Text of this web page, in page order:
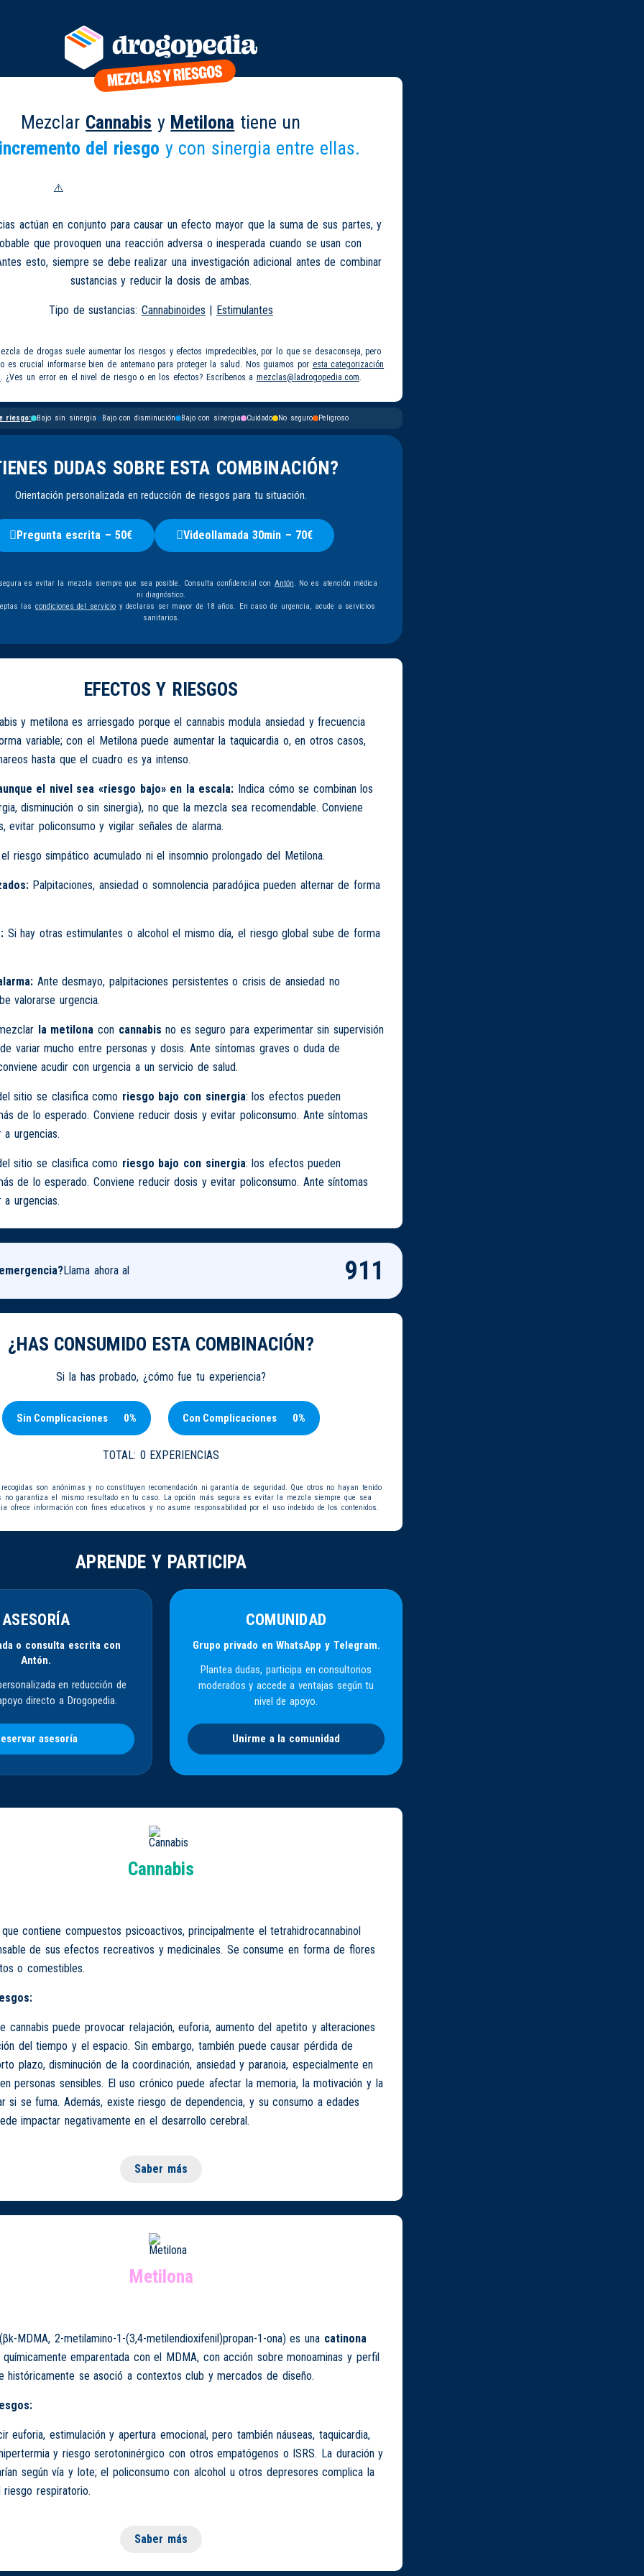
Mezclar Cannabis y Metilona tiene un
del riesgo y con sinergia entre ellas.
actúan en conjunto para causar un efecto mayor que la suma de sus partes, y
que provoquen una reacción adversa o inesperada cuando se usan con
esto, siempre se debe realizar una investigación adicional antes de combinar
sustancias y reducir la dosis de ambas.
Tipo de sustancias: Cannabinoides | Estimulantes
de drogas suele aumentar los riesgos y efectos impredecibles, por lo que se desaconseja, pero
es crucial informarse bien de antemano para proteger la salud. Nos guiamos por esta categorización
. ¿Ves un error en el nivel de riesgo o en los efectos? Escríbenos a mezclas@ladrogopedia.com.
riesgo: Bajo sin sinergia Bajo con disminución Bajo con sinergia Cuidado No seguro Peligroso
DUDAS SOBRE ESTA COMBINACIÓN?
Orientación personalizada en reducción de riesgos para tu situación.
Pregunta escrita – 50€ Videollamada 30min – 70€
es evitar la mezcla siempre que sea posible. Consulta confidencial con Antón. No es atención médica
ni diagnóstico.
las condiciones del servicio y declaras ser mayor de 18 años. En caso de urgencia, acude a servicios
sanitarios.
EFECTOS Y RIESGOS
y metilona es arriesgado porque el cannabis modula ansiedad y frecuencia
variable; con el Metilona puede aumentar la taquicardia o, en otros casos,
hasta que el cuadro es ya intenso.
el nivel sea «riesgo bajo» en la escala: Indica cómo se combinan los
disminución o sin sinergia), no que la mezcla sea recomendable. Conviene
evitar policonsumo y vigilar señales de alarma.
riesgo simpático acumulado ni el insomnio prolongado del Metilona.
Palpitaciones, ansiedad o somnolencia paradójica pueden alternar de forma
Si hay otras estimulantes o alcohol el mismo día, el riesgo global sube de forma
Ante desmayo, palpitaciones persistentes o crisis de ansiedad no
valorarse urgencia.
la metilona con cannabis no es seguro para experimentar sin supervisión
variar mucho entre personas y dosis. Ante síntomas graves o duda de
acudir con urgencia a un servicio de salud.
sitio se clasifica como riesgo bajo con sinergia: los efectos pueden
de lo esperado. Conviene reducir dosis y evitar policonsumo. Ante síntomas
a urgencias.
sitio se clasifica como riesgo bajo con sinergia: los efectos pueden
de lo esperado. Conviene reducir dosis y evitar policonsumo. Ante síntomas
a urgencias.
Llama ahora al 911
¿HAS CONSUMIDO ESTA COMBINACIÓN?
Si la has probado, ¿cómo fue tu experiencia?
Sin Complicaciones 0% Con Complicaciones 0%
TOTAL: 0 EXPERIENCIAS
son anónimas y no constituyen recomendación ni garantía de seguridad. Que otros no hayan tenido
no garantiza el mismo resultado en tu caso. La opción más segura es evitar la mezcla siempre que sea
ofrece información con fines educativos y no asume responsabilidad por el uso indebido de los contenidos.
APRENDE Y PARTICIPA
ASESORÍA
o consulta escrita con
Antón.
en reducción de
directo a Drogopedia.
asesoría
COMUNIDAD
Grupo privado en WhatsApp y Telegram.
Plantea dudas, participa en consultorios
moderados y accede a ventajas según tu
nivel de apoyo.
Unirme a la comunidad
Cannabis
que contiene compuestos psicoactivos, principalmente el tetrahidrocannabinol
de sus efectos recreativos y medicinales. Se consume en forma de flores
o comestibles.
cannabis puede provocar relajación, euforia, aumento del apetito y alteraciones
del tiempo y el espacio. Sin embargo, también puede causar pérdida de
plazo, disminución de la coordinación, ansiedad y paranoia, especialmente en
personas sensibles. El uso crónico puede afectar la memoria, la motivación y la
si se fuma. Además, existe riesgo de dependencia, y su consumo a edades
impactar negativamente en el desarrollo cerebral.
Saber más
Metilona
MDMA, 2-metilamino-1-(3,4-metilendioxifenil)propan-1-ona) es una catinona
químicamente emparentada con el MDMA, con acción sobre monoaminas y perfil
históricamente se asoció a contextos club y mercados de diseño.
euforia, estimulación y apertura emocional, pero también náuseas, taquicardia,
y riesgo serotoninérgico con otros empatógenos o ISRS. La duración y
según vía y lote; el policonsumo con alcohol u otros depresores complica la
riesgo respiratorio.
Saber más